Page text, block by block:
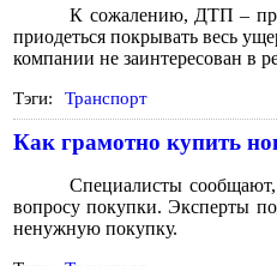
К сожалению, ДТП –
приодеться покрывать весь
компании не заинтересован в
Тэги: Транспорт
Как грамотно купить
Специалисты
вопросу покупки. Эксперты
ненужную покупку.